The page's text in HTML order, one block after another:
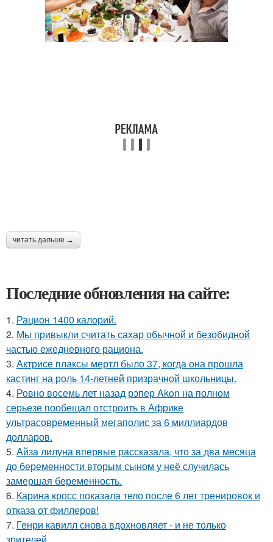
читать дальше →
Последние обновления на сайте:
1. Рацион 1400 калорий.
2. Мы привыкли считать сахар обычной и безобидной
частью ежедневного рациона.
3. Актрисе плаксы мертл было 37, когда она прошла
кастинг на роль 14-летней призрачной школьницы.
4. Ровно восемь лет назад рэпер Akon на полном
серьезе пообещал отстроить в Африке
ультрасовременный мегаполис за 6 миллиардов
долларов.
5. Айза лилуна впервые рассказала, что за два месяца
до беременности вторым сыном у неё случилась
замершая беременность.
6. Карина кросс показала тело после 6 лет тренировок и
отказа от филлеров!
7. Генри кавилл снова вдохновляет - и не только